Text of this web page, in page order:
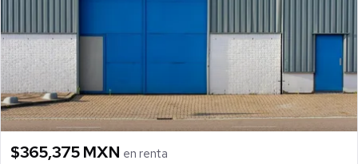
$365,375 MXN en renta